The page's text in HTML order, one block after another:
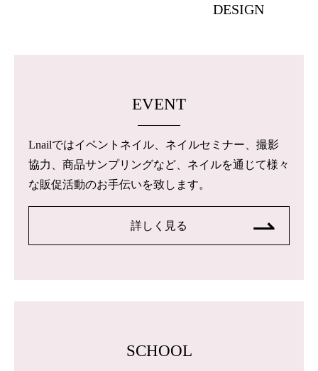
DESIGN
EVENT
Lnailではイベントネイル、ネイルセミナー、撮影
協力、商品サンプリングなど、ネイルを通じて様々
な販促活動のお手伝いを致します。
詳しく見る
SCHOOL